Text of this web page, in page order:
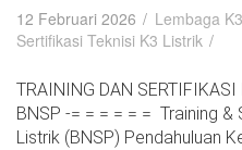
12 Februari 2026 Lembaga
Sertifikasi Teknisi K3 Listrik
TRAINING DAN
BNSP -= = = = = = Training
Listrik (BNSP) Pendahuluan